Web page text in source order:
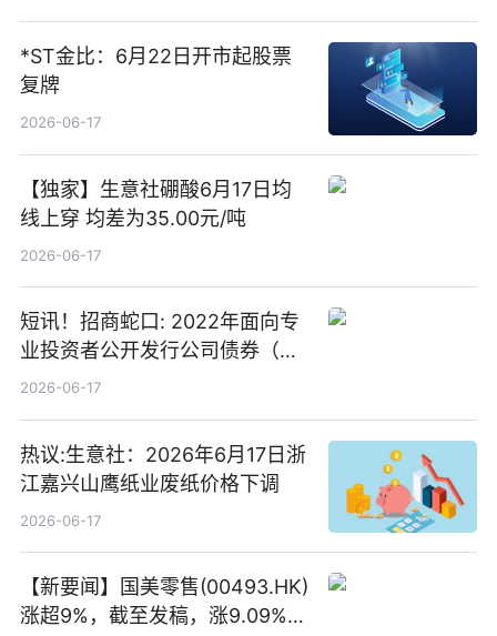
*ST金比：6月22日开市起股票
复牌
2026-06-17
【独家】生意社硼酸6月17日均
线上穿 均差为35.00元/吨
2026-06-17
短讯！招商蛇口: 2022年面向专
业投资者公开发行公司债券（第
二期）（品种二）2026年付息公
2026-06-17
热议:生意社：2026年6月17日浙
江嘉兴山鹰纸业废纸价格下调
2026-06-17
【新要闻】国美零售(00493.HK)
涨超9%，截至发稿，涨9.09%，